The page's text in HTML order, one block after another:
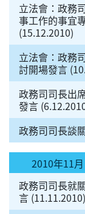
立法會：政務
事工作的事宜
(15.12.2010)
立法會：政務
討開場發言
政務司司長出
發言
政務司司長談
2010年11月
政務司司長就
言 (11.11.2010)